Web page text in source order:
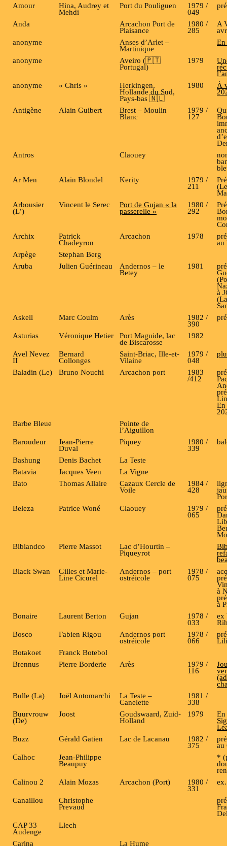
Amour
Hina, Audrey et
Mehdi
Port du Pouliguen 1979 /
049
Anda Arcachon Port de
Plaisance
1980 /
285
A
anonyme
Anses d’Arlet –
Martinique
anonyme Aveiro (🇵🇹
Portugal)
1979
anonyme
« Chris » Herkingen,
Hollande du Sud,
Pays-bas 🇳🇱
1980 À
Antigène Alain Guibert Brest – Moulin
Blanc
1979 /
127
Antros
Claouey
Ar Men
Alain Blondel Kerity 1979 /
211
Arbousier
(L’)
Vincent le Serec Port de Gujan « la
passerelle »
1980 /
292
Archix
Patrick
Chadeyron
Arcachon 1978
au
Arpège
Stephan Berg
Aruba
Julien Guérineau Andernos – le
Betey
1981
à
Askell
Marc Coulm Arès 1982 /
390
Asturias Véronique Hetier Port Maguide, lac
de Biscarosse
1982
Avel Nevez
II
Bernard
Collonges
Saint-Briac, Ille-et-
Vilaine
1979 /
048
Baladin (Le) Bruno Nouchi Arcachon port 1983
/412
En
Barbe Bleue
Pointe de
l’Aiguillon
Baroudeur
Jean-Pierre
Duval
Piquey 1980 /
339
Bashung Denis Bachet
La Teste
Batavia
Jacques Veen
La Vigne
Bato
Thomas Allaire Cazaux Cercle de
Voile
1984 /
428
Beleza
Patrice Woné Claouey 1979 /
065
Bibiandco
Pierre Massot Lac d’Hourtin –
Piqueyrot
Black Swan
Gilles et Marie-
Line Cicurel
Andernos – port
ostréicole
1978 /
075
à
à
Bonaire
Laurent Berton Gujan 1978 /
033
ex
Bosco
Fabien Rigou Andernos port
ostréicole
1978 /
066
Botakoet
Franck Botebol
Brennus
Pierre Borderie Arès 1979 /
116
Bulle (La)
Joël Antomarchi La Teste –
Canelette
1981 /
338
Buurvrouw
(De)
Joost Goudswaard, Zuid-
Holland
1979
Buzz
Gérald Gatien Lac de Lacanau 1982 /
375
au
Calhoc
Jean-Philippe
Beaupuy
*
Calinou 2
Alain Mozas Arcachon (Port) 1980 /
331
Canaillou Christophe
Prevaud
CAP 33
Audenge
Llech
Carina La Hume